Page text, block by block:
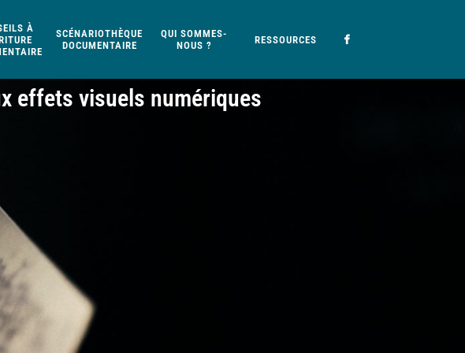
À
SCÉNARIOTHÈQUE
DOCUMENTAIRE
QUI SOMMES-
NOUS ?
RESSOURCES
effets visuels numériques